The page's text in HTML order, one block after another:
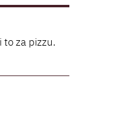
za pizzu.